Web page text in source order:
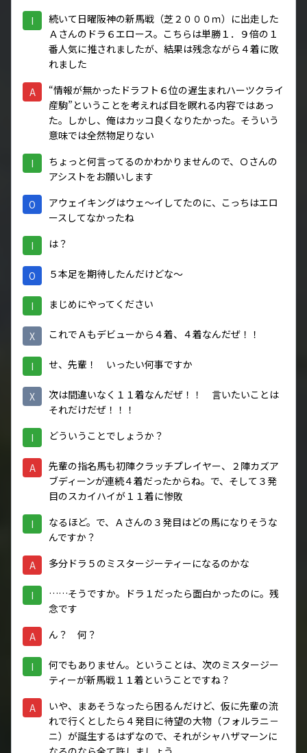
I
続いて日曜阪神の新馬戦（芝２０００ｍ）に出走した
Ａさんのドラ６エロース。こちらは単勝１．９倍の１
番人気に推されましたが、結果は残念ながら４着に敗
れました
A
“情報が無かったドラフト６位の遅生まれハーツクライ
産駒”ということを考えれば目を瞑れる内容ではあっ
た。しかし、俺はカッコ良くなりたかった。そういう
意味では全然物足りない
I
ちょっと何言ってるのかわかりませんので、Ｏさんの
アシストをお願いします
O
アウェイキングはウェ～イしてたのに、こっちはエロ
ースしてなかったね
I は？
O ５本足を期待したんだけどな～
I まじめにやってください
X これでＡもデビューから４着、４着なんだぜ！！
I せ、先輩！ いったい何事ですか
X
次は間違いなく１１着なんだぜ！！ 言いたいことは
それだけだぜ！！！
I どういうことでしょうか？
A
先輩の指名馬も初陣クラッチプレイヤー、２陣カズア
ブディーンが連続４着だったからね。で、そして３発
目のスカイハイが１１着に惨敗
I
なるほど。で、Ａさんの３発目はどの馬になりそうな
んですか？
A 多分ドラ５のミスタージーティーになるのかな
I
……そうですか。ドラ１だったら面白かったのに。残
念です
A ん？ 何？
I
何でもありません。ということは、次のミスタージー
ティーが新馬戦１１着ということですね？
A
いや、まあそうなったら困るんだけど、仮に先輩の流
れで行くとしたら４発目に待望の大物（フォルラニ－
ニ）が誕生するはずなので、それがシャハザマーンに